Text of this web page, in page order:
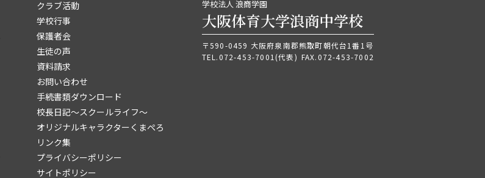
クラブ活動
学校行事
保護者会
生徒の声
資料請求
お問い合わせ
手続書類ダウンロード
校長日記～スクールライフ～
オリジナルキャラクターくまぺろ
リンク集
プライバシーポリシー
サイトポリシー
学校法人 浪商学園
大阪体育大学浪商中学校
〒590-0459 大阪府泉南郡熊取町朝代台1番1号
TEL. 072-453-7001 (代表) FAX.072-453-7002